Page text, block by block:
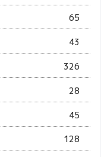
65
43
326
28
45
128